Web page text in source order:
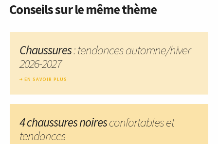
Conseils sur le même thème
Chaussures: tendances automne/hiver
2026-2027
EN SAVOIR PLUS
4 chaussures noiresconfortables et
tendances